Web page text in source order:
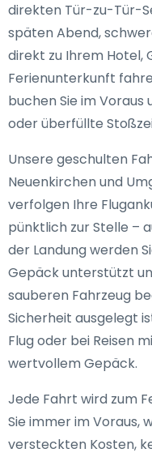
direkten Tür-zu-Tür-
späten Abend,
direkt zu Ihrem
Ferienunterkunft
buchen Sie im
oder überfüllte
Unsere geschulten
Neuenkirchen und
verfolgen Ihre
pünktlich zur Stelle –
der Landung werden
Gepäck unterstützt
sauberen Fahrzeug
Sicherheit ausgelegt
Flug oder bei Reisen
wertvollem Gepäck.
Jede Fahrt wird zum
Sie immer im Voraus,
versteckten Kosten,